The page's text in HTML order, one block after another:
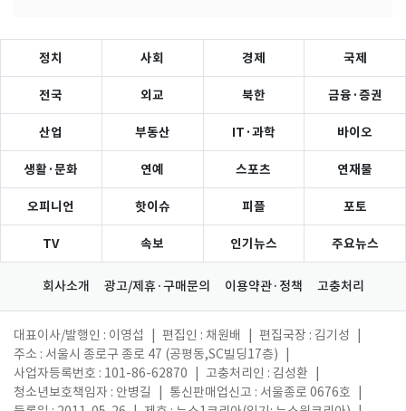
정치 사회 경제 국제
전국 외교 북한 금융·증권
산업 부동산 IT·과학 바이오
생활·문화 연예 스포츠 연재물
오피니언 핫이슈 피플 포토
TV 속보 인기뉴스 주요뉴스
회사소개 광고/제휴·구매문의 이용약관·정책 고충처리
대표이사/발행인 : 이영섭 편집인 : 채원배 편집국장 : 김기성
주소 : 서울시 종로구 종로 47 (공평동,SC빌딩17층)
사업자등록번호 : 101-86-62870
고충처리인 : 김성환
청소년보호책임자 : 안병길
통신판매업신고 : 서울종로 0676호